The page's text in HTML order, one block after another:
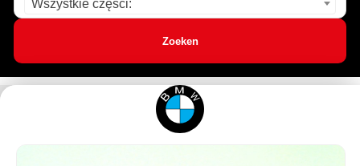
Wszystkie części:
Zoeken